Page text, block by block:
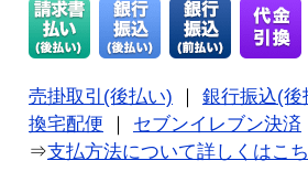
売掛取引(後払い)
銀行振込(後
換宅配便
セブンイレブン決済
⇒支払方法について詳しくはこ